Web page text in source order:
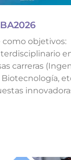
como objetivos:
carreras